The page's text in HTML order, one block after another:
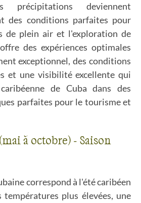
précipitations deviennent
des conditions parfaites pour
de plein air et l'exploration de
des expériences optimales
exceptionnel, des conditions
et une visibilité excellente qui
de Cuba dans des
parfaites pour le tourisme et
à octobre) - Saison
correspond à l'été caribéen
températures plus élevées, une